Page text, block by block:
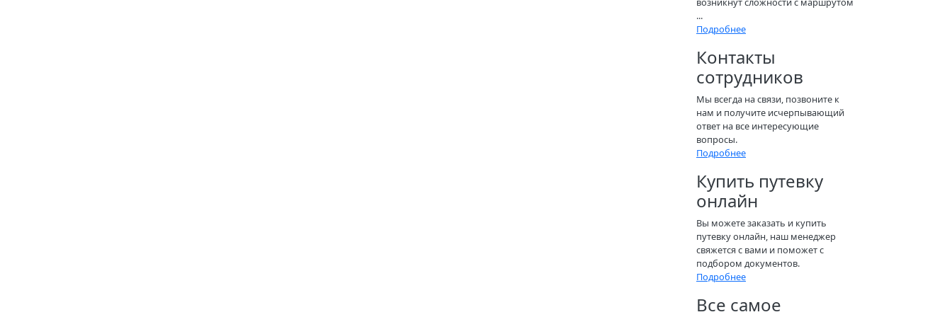
...
Подробнее
Контакты
сотрудников
Мы всегда на связи, позвоните к
нам и получите исчерпывающий
ответ на все интересующие
вопросы.
Подробнее
Купить путевку
онлайн
Вы можете заказать и купить
путевку онлайн, наш менеджер
свяжется с вами и поможет с
подбором документов.
Подробнее
Все самое